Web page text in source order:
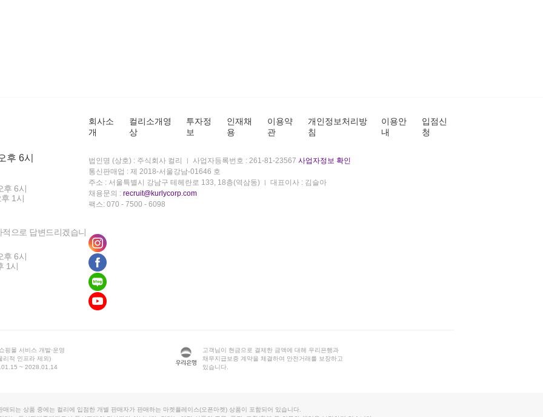
후 6시
후 6시
1시
으로 답변드리겠습니
후 6시
1시
회사소
개
컬리소개영
상
투자정
보
인재채
용
이용약
관
개인정보처리방
침
이용안
내
입점신
청
법인명 (상호) : 주식회사 컬리 사업자등록번호 : 261-81-23567 사업자정보 확인
통신판매업 : 제 2018-서울강남-01646 호
주소 : 서울특별시 강남구 테헤란로 133, 18층(역삼동)
대표이사 : 김슬아
채용문의 : recruit@kurlycorp.com
팩스: 070 - 7500 - 6098
핑몰 서비스 개발·운영
리적 인프라 제외)
~ 2028.01.14
고객님이 현금으로 결제한 금액에 대해 우리은행과
채무지급보증 계약을 체결하여 안전거래를 보장하고
있습니다.
매되는 상품 중에는 컬리에 입점한 개별 판매자가 판매하는 마켓플레이스(오픈마켓) 상품이 포함되어 있습니다.